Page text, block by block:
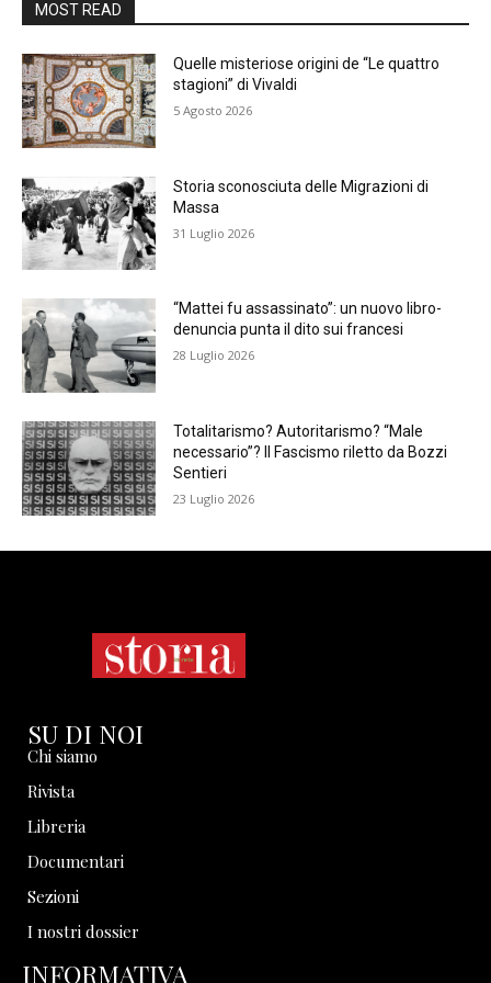
MOST READ
Quelle misteriose origini de “Le quattro
stagioni” di Vivaldi
5 Agosto 2026
Storia sconosciuta delle Migrazioni di
Massa
31 Luglio 2026
“Mattei fu assassinato”: un nuovo libro-
denuncia punta il dito sui francesi
28 Luglio 2026
Totalitarismo? Autoritarismo? “Male
necessario”? Il Fascismo riletto da Bozzi
Sentieri
23 Luglio 2026
SU DI NOI
Chi siamo
Rivista
Libreria
Documentari
Sezioni
I nostri dossier
INFORMATIVA